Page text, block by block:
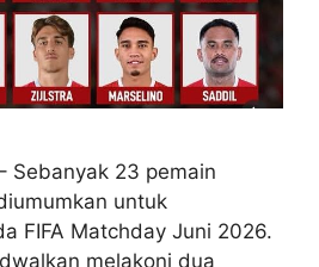
Sebanyak 23 pemain
untuk
FIFA Matchday Juni 2026.
melakoni dua